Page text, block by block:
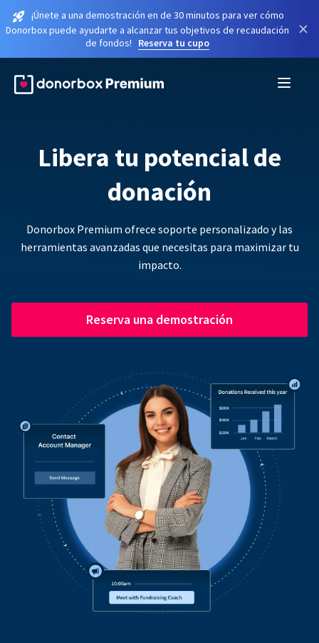
¡Únete a una demostración en de 30 minutos para ver cómo
Donorbox puede ayudarte a alcanzar tus objetivos de recaudación
de fondos!
Reserva tu cupo
×
Libera tu potencial de
donación
Donorbox Premium ofrece soporte personalizado y las
herramientas avanzadas que necesitas para maximizar tu
impacto.
Reserva una demostración